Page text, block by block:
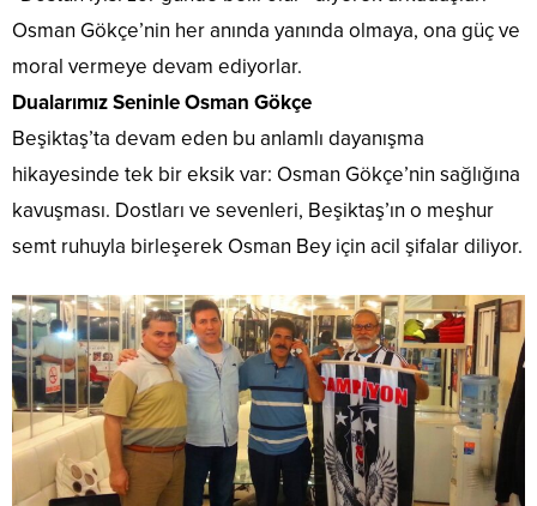
Osman Gökçe’nin her anında yanında olmaya, ona güç ve
moral vermeye devam ediyorlar.
​Dualarımız Seninle Osman Gökçe
​Beşiktaş’ta devam eden bu anlamlı dayanışma
hikayesinde tek bir eksik var: Osman Gökçe’nin sağlığına
kavuşması. Dostları ve sevenleri, Beşiktaş’ın o meşhur
semt ruhuyla birleşerek Osman Bey için acil şifalar diliyor.